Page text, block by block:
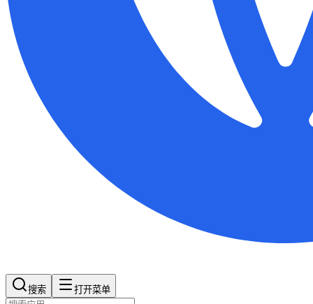
搜索​​​​ 打开菜单